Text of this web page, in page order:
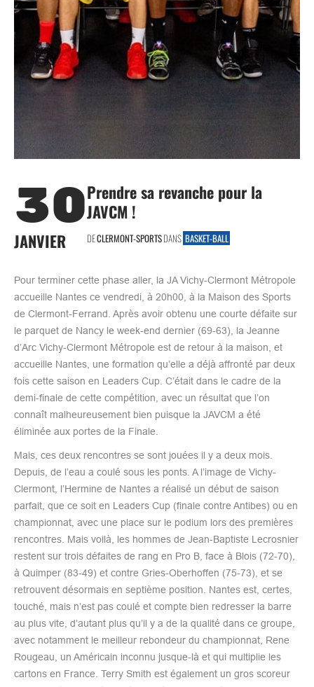
30
JANVIER
Prendre sa revanche pour la
JAVCM !
DECLERMONT-SPORTSDANS BASKET-BALL
Pour terminer cette phase aller, la JA Vichy-Clermont Métropole
accueille Nantes ce vendredi, à 20h00, à la Maison des Sports
de Clermont-Ferrand. Après avoir obtenu une courte défaite sur
le parquet de Nancy le week-end dernier (69-63), la Jeanne
d’Arc Vichy-Clermont Métropole est de retour à la maison, et
accueille Nantes, une formation qu’elle a déjà affronté par deux
fois cette saison en Leaders Cup. C’était dans le cadre de la
demi-finale de cette compétition, avec un résultat que l’on
connaît malheureusement bien puisque la JAVCM a été
éliminée aux portes de la Finale.
Mais, ces deux rencontres se sont jouées il y a deux mois.
Depuis, de l’eau a coulé sous les ponts. A l’image de Vichy-
Clermont, l’Hermine de Nantes a réalisé un début de saison
parfait, que ce soit en Leaders Cup (finale contre Antibes) ou en
championnat, avec une place sur le podium lors des premières
rencontres. Mais voilà, les hommes de Jean-Baptiste Lecrosnier
restent sur trois défaites de rang en Pro B, face à Blois (72-70),
à Quimper (83-49) et contre Gries-Oberhoffen (75-73), et se
retrouvent désormais en septième position. Nantes est, certes,
touché, mais n’est pas coulé et compte bien redresser la barre
au plus vite, d’autant plus qu’il y a de la qualité dans ce groupe,
avec notamment le meilleur rebondeur du championnat, Rene
Rougeau, un Américain inconnu jusque-là et qui multiplie les
cartons en France. Terry Smith est également un gros scoreur